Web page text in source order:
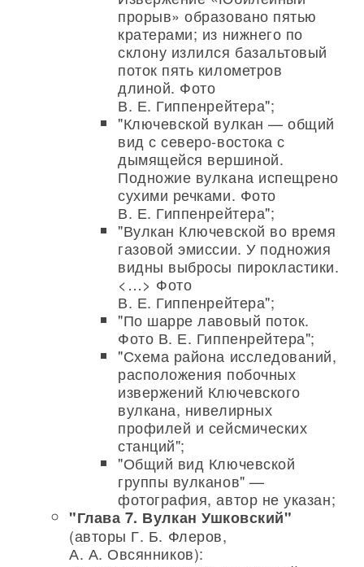
прорыв» образовано пятью
кратерами; из нижнего по
склону излился базальтовый
поток пять километров
длиной. Фото
В. Е. Гиппенрейтера";
"Ключевской вулкан — общий
вид с северо-востока с
дымящейся вершиной.
Подножие вулкана испещрено
сухими речками. Фото
В. Е. Гиппенрейтера";
"Вулкан Ключевской во время
газовой эмиссии. У подножия
видны выбросы пирокластики.
<…> Фото
В. Е. Гиппенрейтера";
"По шарре лавовый поток.
Фото В. Е. Гиппенрейтера";
"Схема района исследований,
расположения побочных
извержений Ключевского
вулкана, нивелирных
профилей и сейсмических
станций";
"Общий вид Ключевской
группы вулканов" —
фотография, автор не указан;
"Глава 7. Вулкан Ушковский"
(авторы Г. Б. Флеров,
А. А. Овсянников):